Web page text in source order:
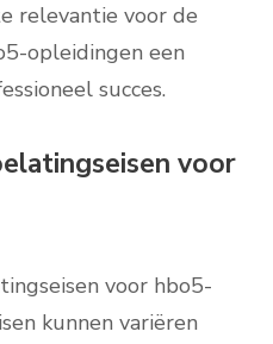
relevantie voor de
opleidingen een
succes.
voor
voor hbo5-
kunnen variëren